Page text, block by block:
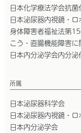
日本化学療法学会抗
日本泌尿器内視鏡・
身体障害者福祉法第
こう・直腸機能障害に
日本内分泌学会内分
所属
日本泌尿器科学会
日本泌尿器内視鏡・
日本内分泌学会